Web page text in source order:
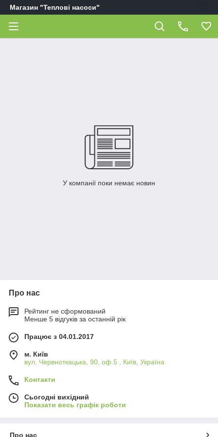
Магазин "Теплові насоси"
У компанії поки немає новин
Про нас
Рейтинг не сформований
Менше 5 відгуків за останній рік
Працює з 04.01.2017
м. Київ
вул. Червноткацька, 90, оф.5 , Київ, Україна
Контакти
Сьогодні вихідний
Показати весь графік роботи
Про нас